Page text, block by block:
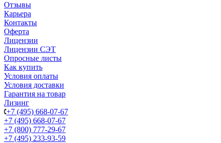
Отзывы
Карьера
Контакты
Оферта
Лицензии
Лицензии СЭТ
Опросные листы
Как купить
Условия оплаты
Условия доставки
Гарантия на товар
Лизинг
+7 (495) 668-07-67
+7 (495) 668-07-67
+7 (800) 777-29-67
+7 (495) 233-93-59